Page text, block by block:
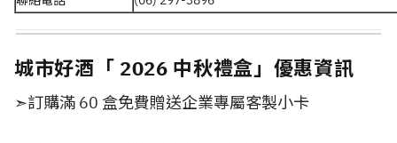
城市好酒「 2026 中秋禮盒」優惠資訊
➣訂購滿 60 盒免費贈送企業專屬客製小卡